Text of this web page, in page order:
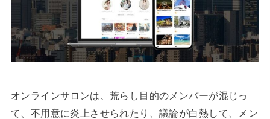
オンラインサロンは、荒らし目的のメンバーが混じっ
て、不用意に炎上させられたり、議論が白熱して、メン